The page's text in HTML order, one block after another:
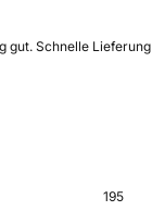
gut. Schnelle Lieferung
195